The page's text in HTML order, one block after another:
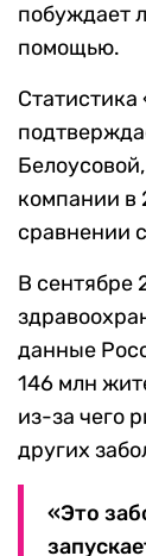
побуждает
помощью.
компании в
сравнении
В сентябре
данные
146 млн
из-за чего
других
«Это